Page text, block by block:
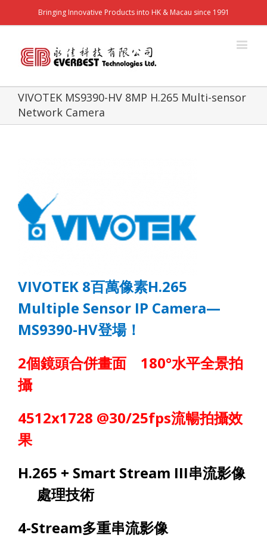
Bringing Innovative Products into HK & Macau since 1991
VIVOTEK MS9390-HV 8MP H.265 Multi-sensor
Network Camera
VIVOTEK 8百萬像素H.265
Multiple Sensor IP Camera—
MS9390-HV登場！
2個鏡頭合併畫面 180°水平全景拍
攝
4512x1728 @30/25fps流暢拍攝效
果
H.265 + Smart Stream III串流影像
處理技術
4-Stream多重串流影像